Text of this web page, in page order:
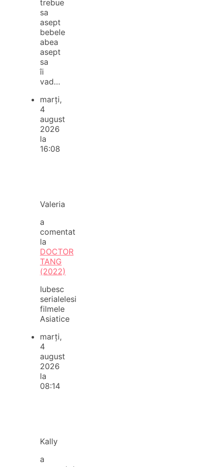
trebue
sa
asept
bebele
abea
asept
sa
îi
vad…
marți,
4
august
2026
la
16:08
Valeria
a
comentat
la
DOCTOR
TANG
(2022)
Iubesc
serialelesi
filmele
Asiatice
marți,
4
august
2026
la
08:14
Kally
a